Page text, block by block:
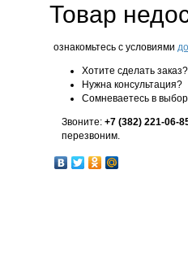
Товар
ознакомьтесь с условиями
Хотите сделать заказ?
Нужна консультация?
Сомневаетесь в
Звоните: +7 (382) 221-06-
перезвоним.